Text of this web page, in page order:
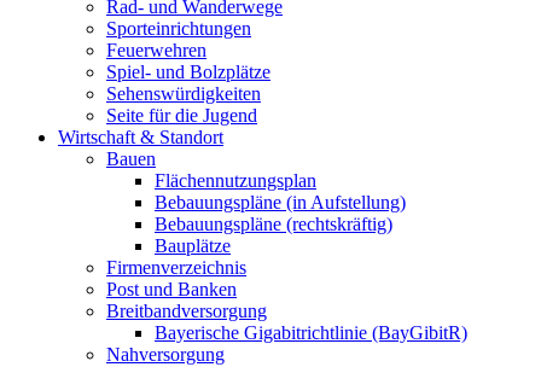
Rad- und Wanderwege
Sporteinrichtungen
Feuerwehren
Spiel- und Bolzplätze
Sehenswürdigkeiten
Seite für die Jugend
Wirtschaft & Standort
Bauen
Flächennutzungsplan
Bebauungspläne (in Aufstellung)
Bebauungspläne (rechtskräftig)
Bauplätze
Firmenverzeichnis
Post und Banken
Breitbandversorgung
Bayerische Gigabitrichtlinie (BayGibitR)
Nahversorgung